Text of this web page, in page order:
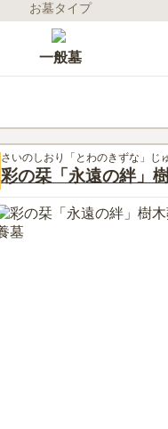
お墓タイプ
一般墓
さいのしおり「とわのきずな」じ
彩の栞「永遠の絆」